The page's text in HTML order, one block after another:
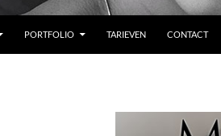
PORTFOLIO TARIEVEN CONTACT